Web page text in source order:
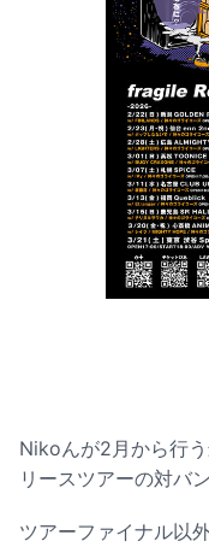
Nikoんが2月から行
リースツアーの対バ
ツアーファイナル以